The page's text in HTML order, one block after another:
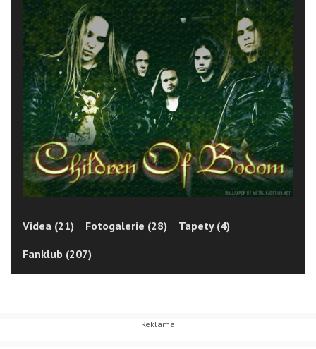
Videa (21) Fotogalerie (28)
Tapety (4)
Fanklub (207)